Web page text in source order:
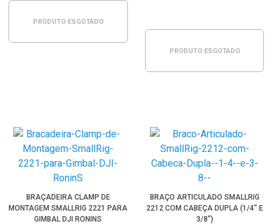
PRODUTO ESGOTADO
PRODUTO ESGOTADO
BRAÇADEIRA CLAMP DE
MONTAGEM SMALLRIG 2221 PARA
GIMBAL DJI RONINS
BRAÇO ARTICULADO SMALLRIG
2212 COM CABEÇA DUPLA (1/4" E
3/8")